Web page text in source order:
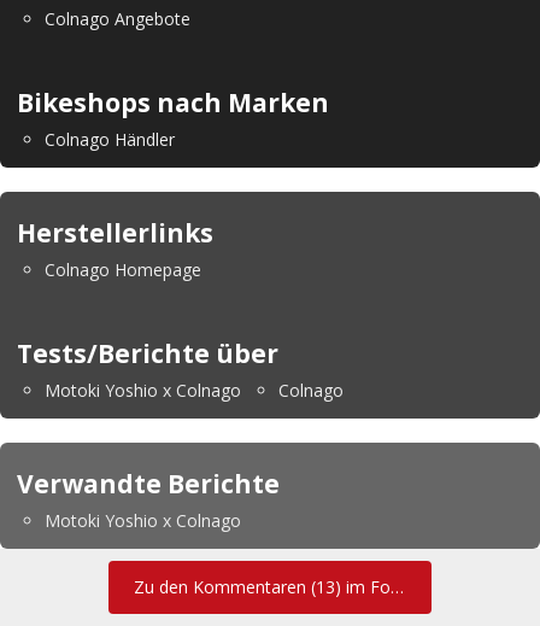
Colnago Angebote
Bikeshops nach Marken
Colnago Händler
Herstellerlinks
Colnago Homepage
Tests/Berichte über
Motoki Yoshio x Colnago Colnago
Verwandte Berichte
Motoki Yoshio x Colnago
Zu den Kommentaren (13) im Forum